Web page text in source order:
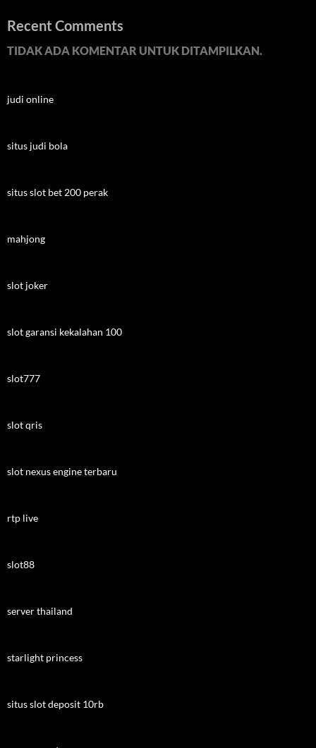
Recent Comments
TIDAK ADA KOMENTAR UNTUK DITAMPILKAN.
judi online
situs judi bola
situs slot bet 200 perak
mahjong
slot joker
slot garansi kekalahan 100
slot777
slot qris
slot nexus engine terbaru
rtp live
slot88
server thailand
starlight princess
situs slot deposit 10rb